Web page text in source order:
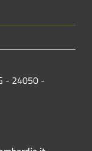
- 24050 -